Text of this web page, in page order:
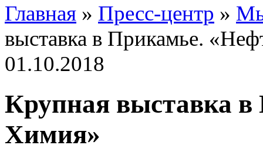
Главная » Пресс-центр »
выставка в Прикамье.
01.10.2018
Крупная выставка
Химия»